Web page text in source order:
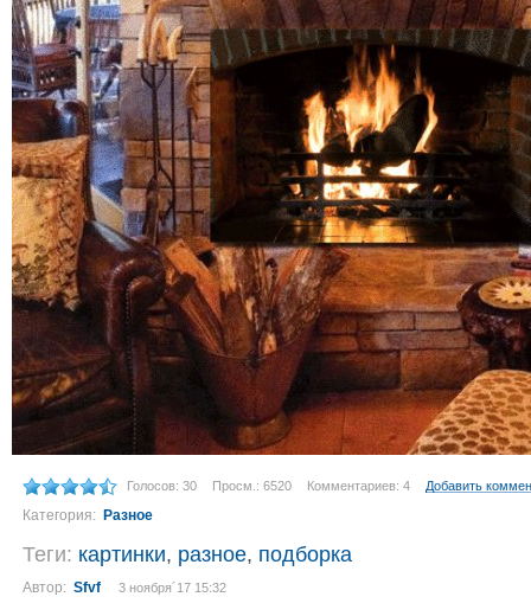
Голосов: 30 Просм.: 6520 Комментариев: 4 Добавить
Категория: Разное
Теги: картинки, разное, подборка
Автор: Sfvf 3 ноября´17 15:32